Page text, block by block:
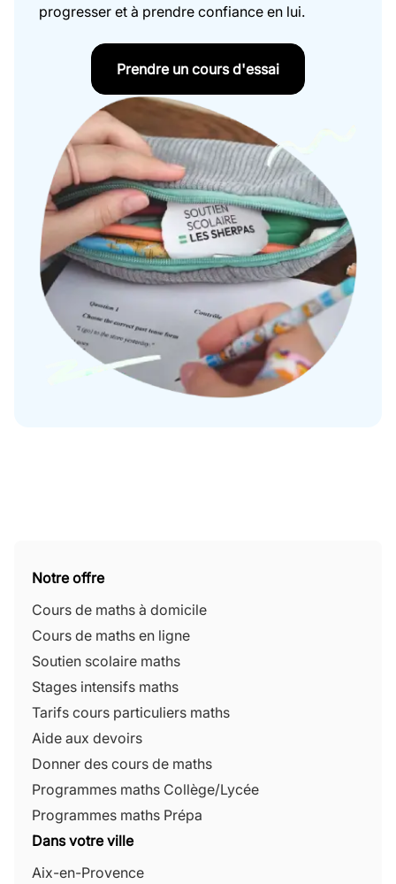
progresser et à prendre confiance en lui.
Prendre un cours d'essai
Notre offre
Cours de maths à domicile
Cours de maths en ligne
Soutien scolaire maths
Stages intensifs maths
Tarifs cours particuliers maths
Aide aux devoirs
Donner des cours de maths
Programmes maths Collège/Lycée
Programmes maths Prépa
Dans votre ville
Aix-en-Provence